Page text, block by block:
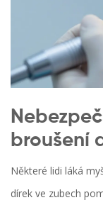
broušení
Některé lidi láká
dírek ve zubech